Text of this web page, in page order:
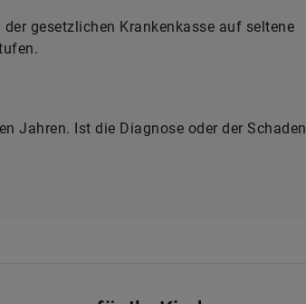
gesetzlichen Krankenkasse auf seltene
Jahren. Ist die Diagnose oder der Schaden